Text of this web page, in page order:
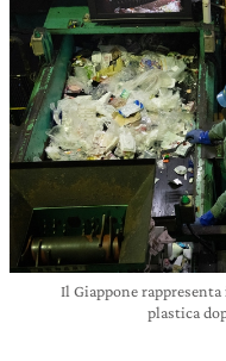
Il Giappone
plastica